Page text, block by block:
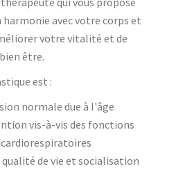
harmonie avec votre corps et
votre vitalité et de
être.
est :
normale due à l'âge
vis-à-vis des fonctions
qualité de vie et socialisation